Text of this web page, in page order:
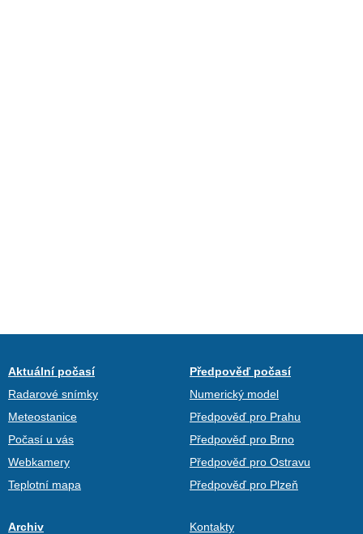
Aktuální počasí
Radarové snímky
Meteostanice
Počasí u vás
Webkamery
Teplotní mapa
Předpověď počasí
Numerický model
Předpověď pro Prahu
Předpověď pro Brno
Předpověď pro Ostravu
Předpověď pro Plzeň
Archiv Kontakty